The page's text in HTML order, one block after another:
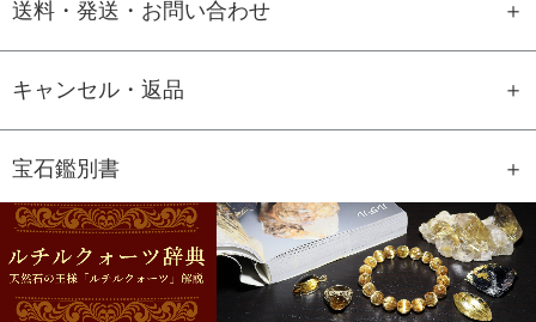
送料・発送・お問い合わせ
キャンセル・返品
宝石鑑別書
GEM REPORT
ご注文商品の宝石鑑別書をご用意す
ることもできます。